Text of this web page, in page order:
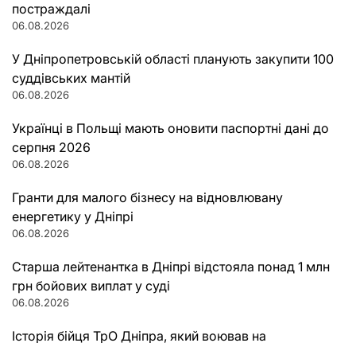
постраждалі
06.08.2026
У Дніпропетровській області планують закупити 100
суддівських мантій
06.08.2026
Українці в Польщі мають оновити паспортні дані до
серпня 2026
06.08.2026
Гранти для малого бізнесу на відновлювану
енергетику у Дніпрі
06.08.2026
Старша лейтенантка в Дніпрі відстояла понад 1 млн
грн бойових виплат у суді
06.08.2026
Історія бійця ТрО Дніпра, який воював на